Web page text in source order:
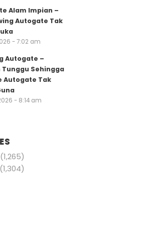
Alam Impian –
Autogate Tak
- 7:02 am
Autogate –
Tunggu Sehingga
Autogate Tak
- 8:14 am
(1,265)
(1,304)